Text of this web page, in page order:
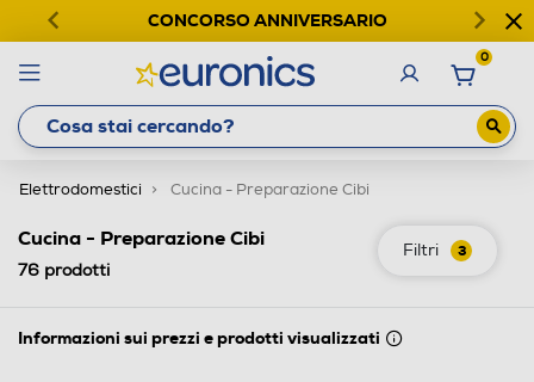
CONCORSO ANNIVERSARIO
0
Elettrodomestici Cucina - Preparazione Cibi
Filtri 3
Cucina - Preparazione Cibi
76 prodotti
Informazioni sui prezzi e prodotti visualizzati